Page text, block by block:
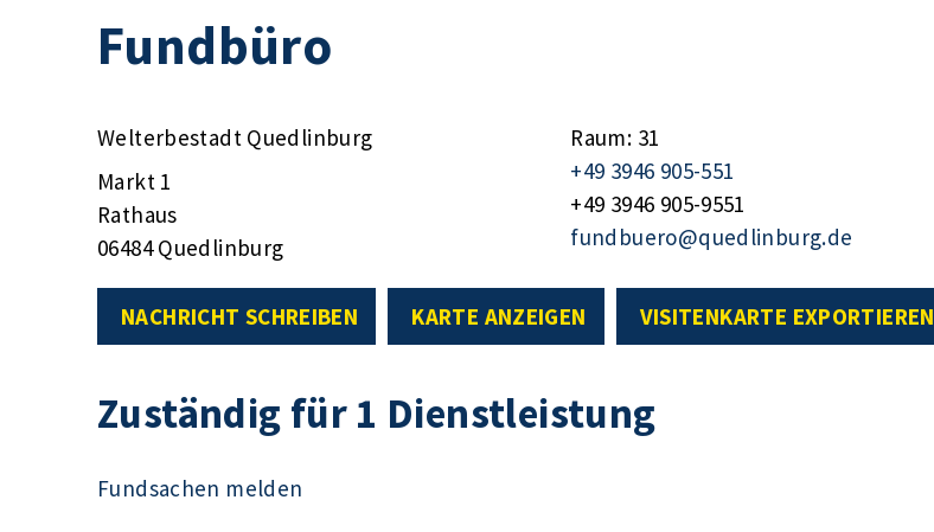
Fundbüro
Welterbestadt Quedlinburg
Markt 1
Rathaus
06484 Quedlinburg
Raum: 31
+49 3946 905-551
+49 3946 905-9551
fundbuero@quedlinburg.de
NACHRICHT SCHREIBEN KARTE ANZEIGEN VISITENKARTE EXPORTIEREN
Zuständig für 1 Dienstleistung
Fundsachen melden